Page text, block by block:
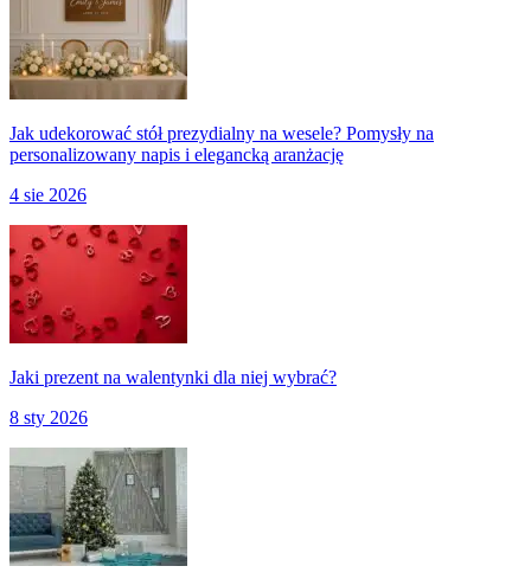
Jak udekorować stół prezydialny na wesele? Pomysły na
personalizowany napis i elegancką aranżację
4 sie 2026
Jaki prezent na walentynki dla niej wybrać?
8 sty 2026